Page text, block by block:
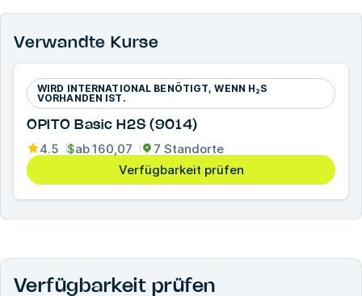
Verwandte Kurse
WIRD INTERNATIONAL BENÖTIGT, WENN H₂S
VORHANDEN IST.
OPITO Basic H2S (9014)
4.5 $ab160,07
7 Standorte
Verfügbarkeit prüfen
Verfügbarkeit prüfen